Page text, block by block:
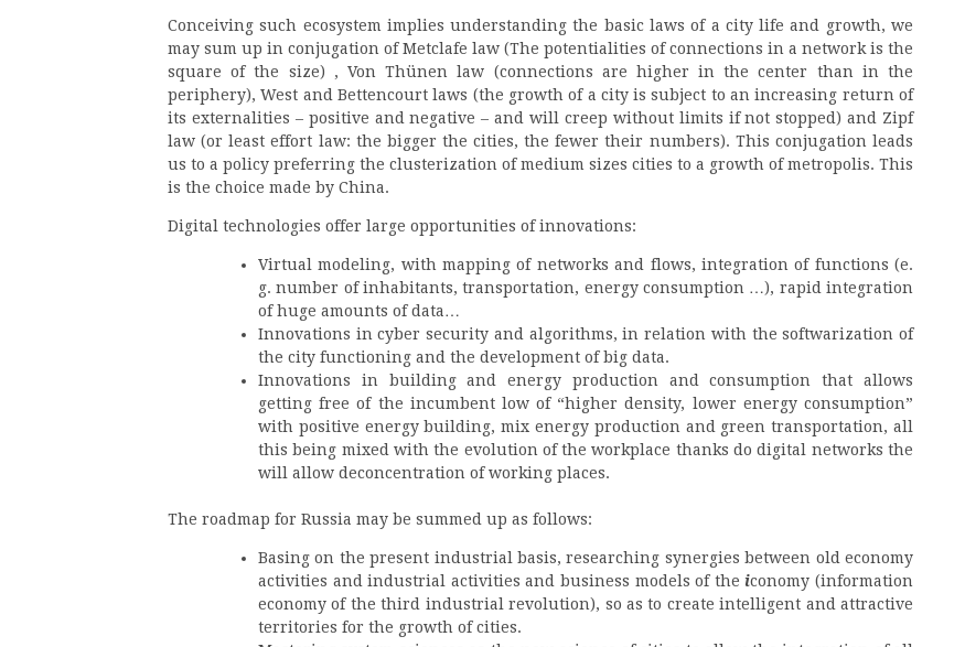
Conceiving such ecosystem implies understanding the basic laws of a city life and growth, we
may sum up in conjugation of Metclafe law (The potentialities of connections in a network is the
square of the size) , Von Thünen law (connections are higher in the center than in the
periphery), West and Bettencourt laws (the growth of a city is subject to an increasing return of
its externalities – positive and negative – and will creep without limits if not stopped) and Zipf
law (or least effort law: the bigger the cities, the fewer their numbers). This conjugation leads
us to a policy preferring the clusterization of medium sizes cities to a growth of metropolis. This
is the choice made by China.
Digital technologies offer large opportunities of innovations:
Virtual modeling, with mapping of networks and flows, integration of functions (e.
g. number of inhabitants, transportation, energy consumption …), rapid integration
of huge amounts of data…
Innovations in cyber security and algorithms, in relation with the softwarization of
the city functioning and the development of big data.
Innovations in building and energy production and consumption that allows
getting free of the incumbent low of “higher density, lower energy consumption”
with positive energy building, mix energy production and green transportation, all
this being mixed with the evolution of the workplace thanks do digital networks the
will allow deconcentration of working places.
The roadmap for Russia may be summed up as follows:
Basing on the present industrial basis, researching synergies between old economy
activities and industrial activities and business models of theiconomy (information
economy of the third industrial revolution), so as to create intelligent and attractive
territories for the growth of cities.